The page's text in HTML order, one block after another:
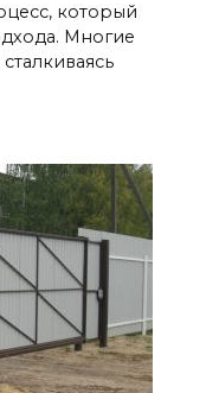
который
Многие